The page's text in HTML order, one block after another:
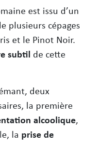
est issu d’un
plusieurs cépages
et le Pinot Noir.
subtil de cette
deux
la première
alcoolique,
la prise de